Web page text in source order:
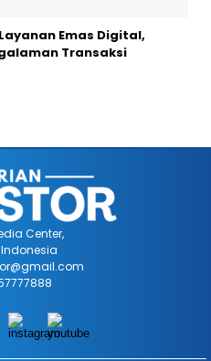
Emas Digital,
Transaksi
Center,